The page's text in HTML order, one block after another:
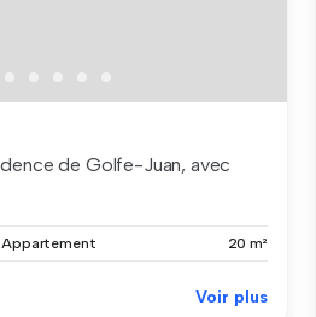
de Golfe-Juan, avec
Appartement 20 m²
Voir plus